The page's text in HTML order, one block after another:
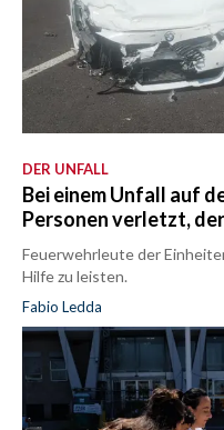
DER UNFALL
Bei einem Unfall auf
Personen verletzt,
Feuerwehrleute der
Hilfe zu leisten.
Fabio Ledda